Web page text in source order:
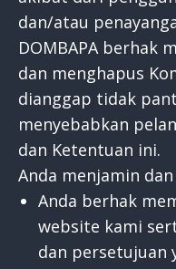
dan/atau
DOMBAPA berhak
dan menghapus
dianggap tidak
menyebabkan
dan Ketentuan ini.
Anda menjamin
Anda berhak
website kami
dan persetujuan